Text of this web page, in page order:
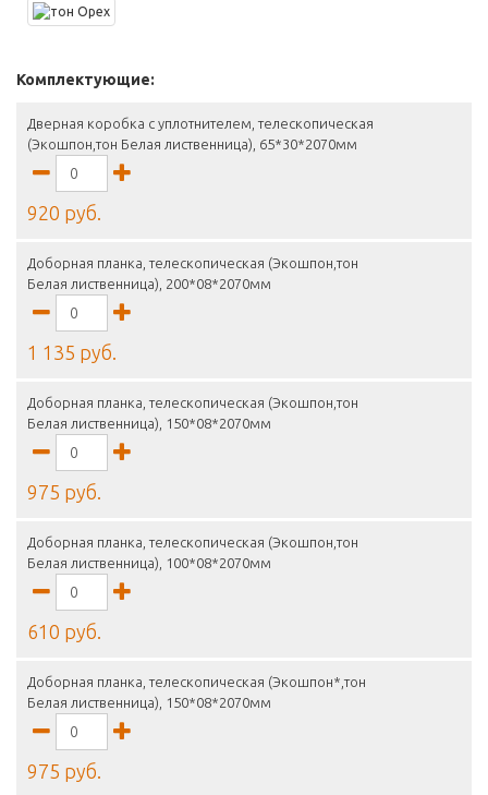
Комплектующие:
Дверная коробка с уплотнителем, телескопическая
(Экошпон,тон Белая лиственница), 65*30*2070мм
920 руб.
Доборная планка, телескопическая (Экошпон,тон
Белая лиственница), 200*08*2070мм
1 135 руб.
Доборная планка, телескопическая (Экошпон,тон
Белая лиственница), 150*08*2070мм
975 руб.
Доборная планка, телескопическая (Экошпон,тон
Белая лиственница), 100*08*2070мм
610 руб.
Доборная планка, телескопическая (Экошпон*,тон
Белая лиственница), 150*08*2070мм
975 руб.